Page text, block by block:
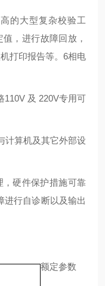
的大型复杂校验工
，进行故障回放，
打印报告等。6相电
及 220V专用可
计算机及其它外部设
硬件保护措施可靠
进行自诊断以及输出
额定参数